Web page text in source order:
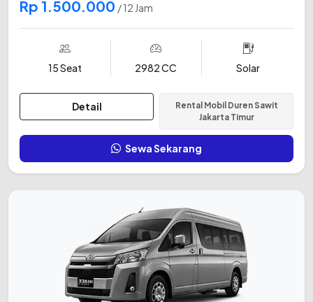
Rp 1.500.000 / 12 Jam
15 Seat 2982 CC Solar
Detail
Rental Mobil Duren Sawit
Jakarta Timur
Sewa Sekarang